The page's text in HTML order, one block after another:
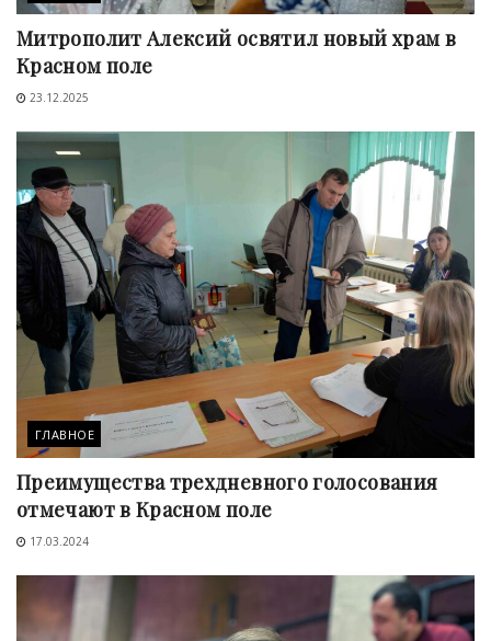
Митрополит Алексий освятил новый храм в
Красном поле
23.12.2025
ГЛАВНОЕ
Преимущества трехдневного голосования
отмечают в Красном поле
17.03.2024